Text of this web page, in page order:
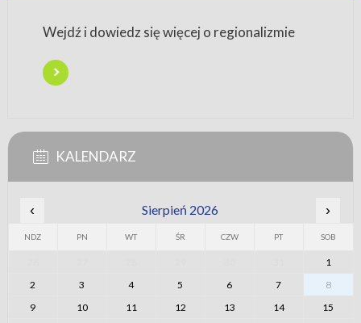
Wejdź i dowiedz się więcej o regionalizmie
KALENDARZ
‹ Sierpień 2026 ›
NDZ PN WT ŚR CZW PT SOB
1
2
3 4 5 6 7
8
9
10 11 12 13 14
15